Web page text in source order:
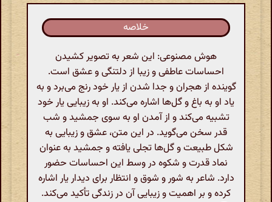
خلاصه
هوش مصنوعی: این شعر به تصویر کشیدن
احساسات عاطفی و زیبا از دلتنگی و عشق است.
گوینده از هجران و جدا شدن از یار خود رنج می‌برد و به
یاد او به باغ و گل‌ها اشاره می‌کند. او به زیبایی یار خود
تشبیه می‌کند و از آمدن او به سوی جمشید و شب
قدر سخن می‌گوید. در این متن، عشق و زیبایی به
شکل طبیعت و گل‌ها تجلی یافته و جمشید به عنوان
نماد قدرت و شکوه در وسط این احساسات حضور
دارد. شاعر به شور و شوق و انتظار برای دیدار یار اشاره
کرده و بر اهمیت و زیبایی آن در زندگی تأکید می‌کند.